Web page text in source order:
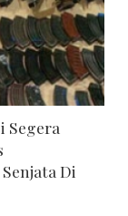
Segera
Di